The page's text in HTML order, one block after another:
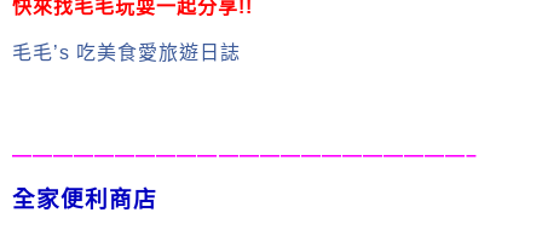
快來找毛毛玩耍一起分享!!
毛毛’s 吃美食愛旅遊日誌
——————————————————————–
全家便利商店